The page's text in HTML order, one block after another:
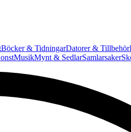
Böcker & TidningarDatorer & Tillbehör
MusikMynt & SedlarSamlarsaker